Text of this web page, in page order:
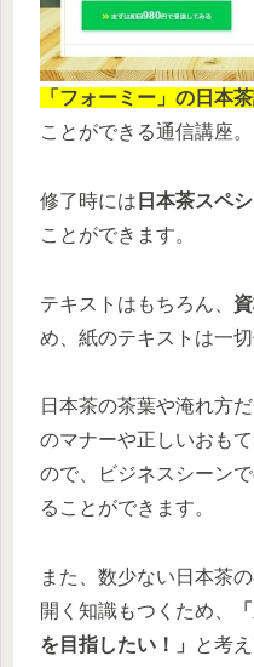
「フォーミー」の日本
ことができる通信講座。
修了時には 日本茶スペ
ことができます。
テキストはもちろん、
め、紙のテキストは一切
日本茶の茶葉や淹れ方
のマナーや正しいおも
ので、ビジネスシーン
ることができます。
また、数少ない日本茶
開く知識もつくため、
を目指したい！」
と考